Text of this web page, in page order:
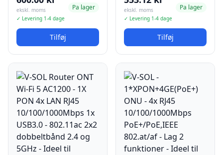
ekskl. moms
✓ Levering 1-4 dage
Pa lager
Tilføj
ekskl. moms
✓ Levering 1-4 dage
Pa lager
Tilføj